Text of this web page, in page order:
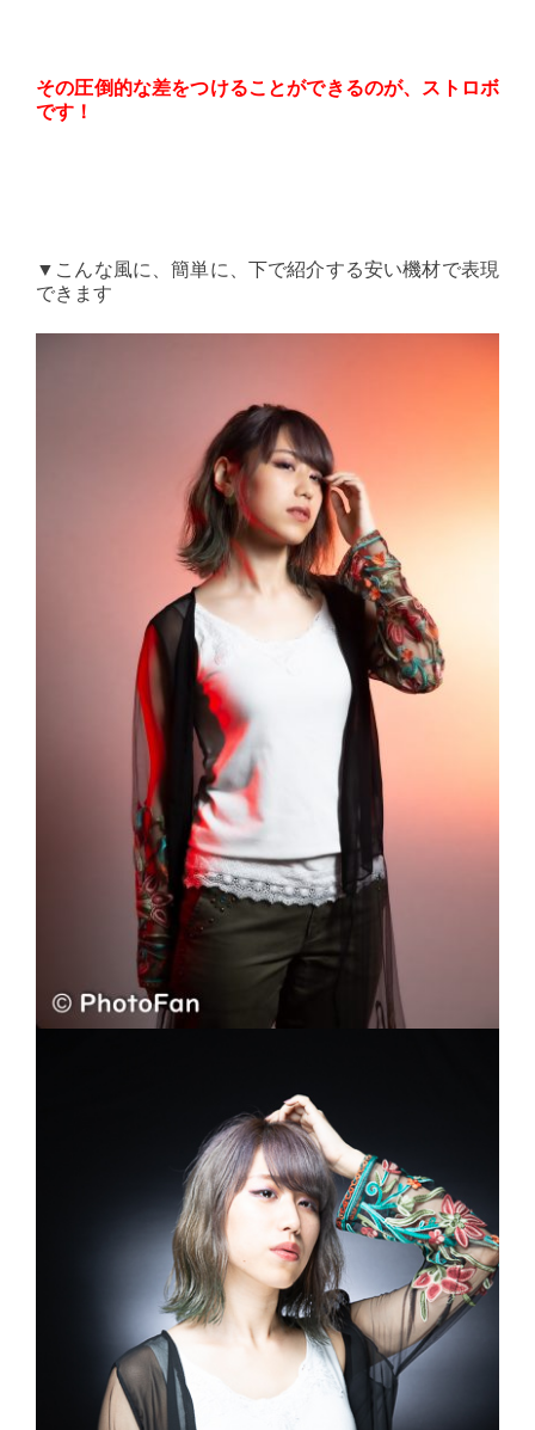
その圧倒的な差をつけることができるのが、ストロボ
です！
▼こんな風に、簡単に、下で紹介する安い機材で表現
できます